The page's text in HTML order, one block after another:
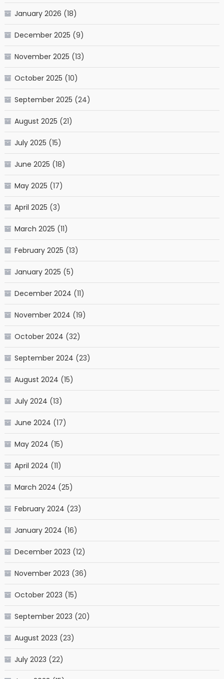
January 2026 (18)
December 2025 (9)
November 2025 (13)
October 2025 (10)
September 2025 (24)
August 2025 (21)
July 2025 (15)
June 2025 (18)
May 2025 (17)
April 2025 (3)
March 2025 (11)
February 2025 (13)
January 2025 (5)
December 2024 (11)
November 2024 (19)
October 2024 (32)
September 2024 (23)
August 2024 (15)
July 2024 (13)
June 2024 (17)
May 2024 (15)
April 2024 (11)
March 2024 (25)
February 2024 (23)
January 2024 (16)
December 2023 (12)
November 2023 (36)
October 2023 (15)
September 2023 (20)
August 2023 (23)
July 2023 (22)